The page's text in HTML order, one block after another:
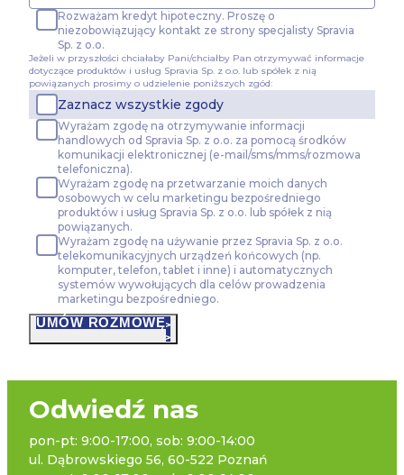
Rozważam kredyt hipoteczny. Proszę o
niezobowiązujący kontakt ze strony specjalisty Spravia
Sp. z o.o.
Jeżeli w przyszłości chciałaby Pani/chciałby Pan otrzymywać informacje
dotyczące produktów i usług Spravia Sp. z o.o. lub spółek z nią
powiązanych prosimy o udzielenie poniższych zgód:
Zaznacz wszystkie zgody
Wyrażam zgodę na otrzymywanie informacji
handlowych od Spravia Sp. z o.o. za pomocą środków
komunikacji elektronicznej (e-mail/sms/mms/rozmowa
telefoniczna).
Wyrażam zgodę na przetwarzanie moich danych
osobowych w celu marketingu bezpośredniego
produktów i usług Spravia Sp. z o.o. lub spółek z nią
powiązanych.
Wyrażam zgodę na używanie przez Spravia Sp. z o.o.
telekomunikacyjnych urządzeń końcowych (np.
komputer, telefon, tablet i inne) i automatycznych
systemów wywołujących dla celów prowadzenia
marketingu bezpośredniego.
UMÓW ROZMOWĘ
Odwiedź nas
pon-pt: 9:00-17:00, sob: 9:00-14:00
ul. Dąbrowskiego 56, 60-522 Poznań